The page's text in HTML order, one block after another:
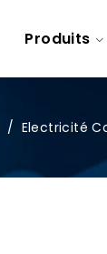
Produits
/ Electricité